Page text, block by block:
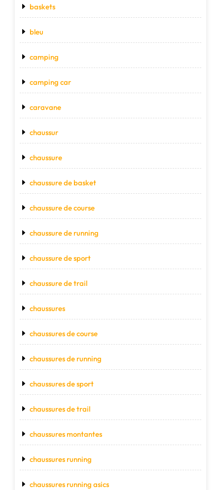
baskets
bleu
camping
camping car
caravane
chaussur
chaussure
chaussure de basket
chaussure de course
chaussure de running
chaussure de sport
chaussure de trail
chaussures
chaussures de course
chaussures de running
chaussures de sport
chaussures de trail
chaussures montantes
chaussures running
chaussures running asics